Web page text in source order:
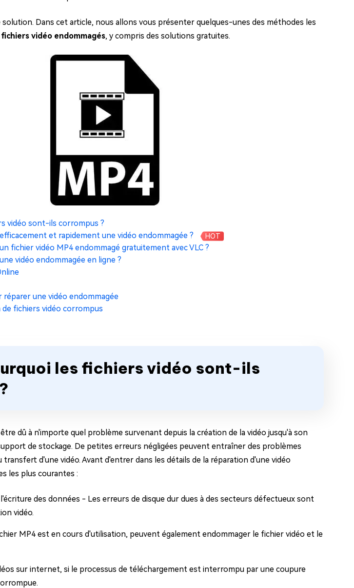
Dans cet article, nous allons vous présenter quelques-unes des méthodes les
vidéo endommagés, y compris des solutions gratuites.
vidéo sont-ils corrompus ?
et rapidement une vidéo endommagée ?
HOT
fichier vidéo MP4 endommagé gratuitement avec VLC ?
vidéo endommagée en ligne ?
réparer une vidéo endommagée
de fichiers vidéo corrompus
les fichiers vidéo sont-ils
dû à n'importe quel problème survenant depuis la création de la vidéo jusqu'à son
de stockage. De petites erreurs négligées peuvent entraîner des problèmes
transfert d'une vidéo. Avant d'entrer dans les détails de la réparation d'une vidéo
les plus courantes :
des données - Les erreurs de disque dur dues à des secteurs défectueux sont
vidéo.
MP4 est en cours d'utilisation, peuvent également endommager le fichier vidéo et le
sur internet, si le processus de téléchargement est interrompu par une coupure